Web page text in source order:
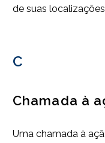
de suas
C
Chamada à
Uma chamada à